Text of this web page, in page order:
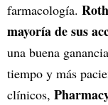
farmacología.
mayoría de sus
una buena
tiempo y más
clínicos,